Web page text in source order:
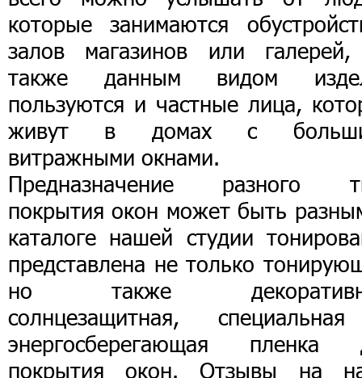
которые занимаются
залов магазинов или
также данным видом
пользуются и частные лица,
живут в домах с
витражными окнами.
Предназначение разного
покрытия окон может быть
каталоге нашей студии
представлена не только
но также
солнцезащитная,
энергосберегающая пленка
покрытия окон. Отзывы на